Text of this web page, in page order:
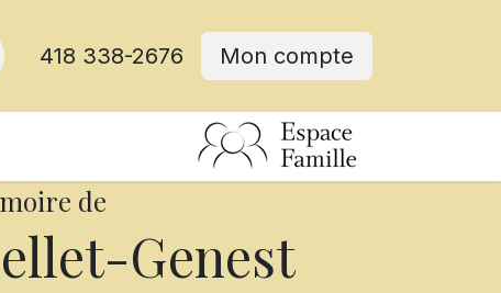
418 338-2676 Mon compte
de
Genest